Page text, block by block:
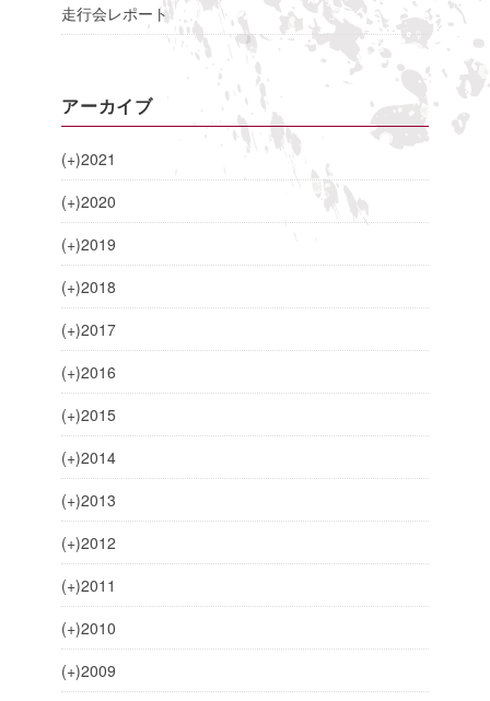
走行会レポート
アーカイブ
(+)2021
(+)2020
(+)2019
(+)2018
(+)2017
(+)2016
(+)2015
(+)2014
(+)2013
(+)2012
(+)2011
(+)2010
(+)2009